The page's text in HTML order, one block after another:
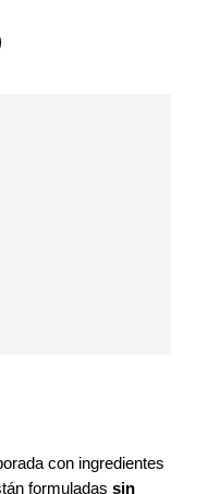
con ingredientes
formuladas sin